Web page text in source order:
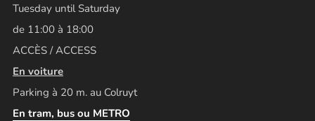
Tuesday until Saturday
de 11:00 à 18:00
ACCÈS / ACCESS
En voiture
Parking à 20 m. au Colruyt
En tram, bus ou METRO